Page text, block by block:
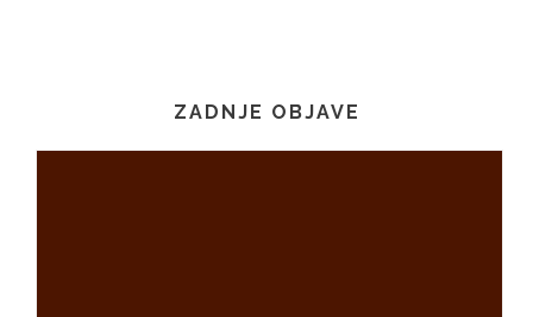
ZADNJE OBJAVE